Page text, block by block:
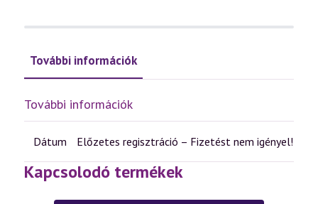
További információk
További információk
Dátum Előzetes regisztráció – Fizetést nem igényel!
Kapcsolodó termékek